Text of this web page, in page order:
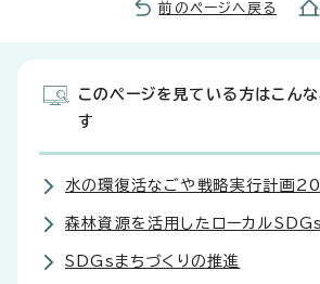
前のページへ戻る
このページを見ている方はこん
す
水の環復活なごや戦略実行計画
森林資源を活用したローカル
SDGsまちづくりの推進